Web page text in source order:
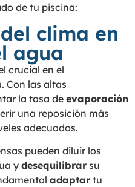
de tu piscina:
clima en
agua
crucial en el
Con las altas
la tasa de evaporación
una reposición más
adecuados.
pueden diluir los
y desequilibrar su
adaptar tu